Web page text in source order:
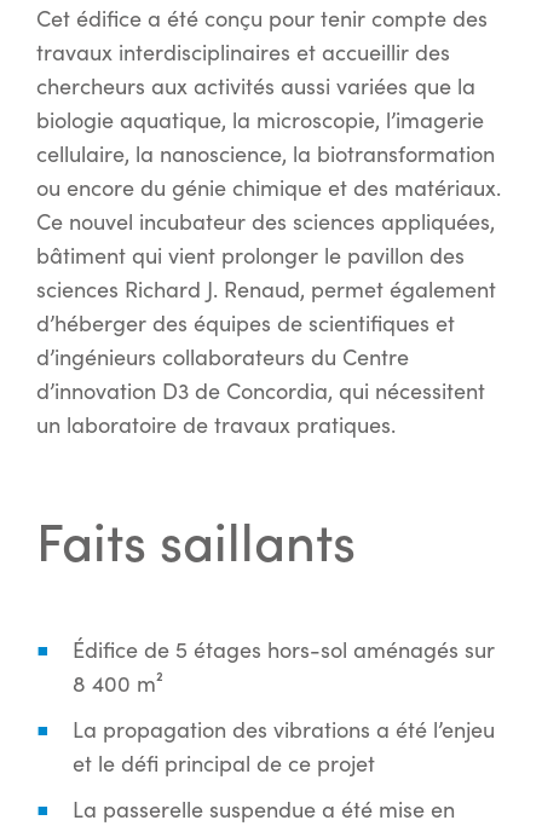
Cet édifice a été conçu pour tenir compte des
travaux interdisciplinaires et accueillir des
chercheurs aux activités aussi variées que la
biologie aquatique, la microscopie, l’imagerie
cellulaire, la nanoscience, la biotransformation
ou encore du génie chimique et des matériaux.
Ce nouvel incubateur des sciences appliquées,
bâtiment qui vient prolonger le pavillon des
sciences Richard J. Renaud, permet également
d’héberger des équipes de scientifiques et
d’ingénieurs collaborateurs du Centre
d’innovation D3 de Concordia, qui nécessitent
un laboratoire de travaux pratiques.
Faits saillants
Édifice de 5 étages hors-sol aménagés sur
8 400 m²
La propagation des vibrations a été l’enjeu
et le défi principal de ce projet
La passerelle suspendue a été mise en